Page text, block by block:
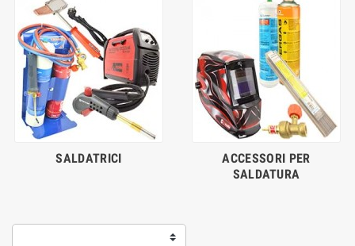
SALDATRICI
ACCESSORI PER
SALDATURA